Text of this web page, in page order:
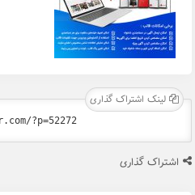
لینک اشتراک گذاری
اشتراک گذاری